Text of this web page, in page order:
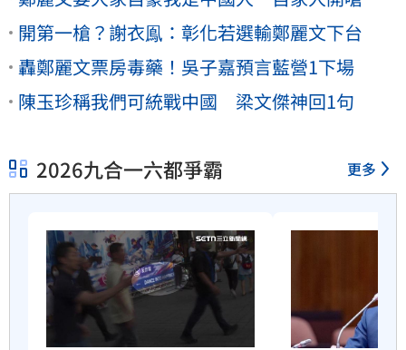
開第一槍？謝衣鳯：彰化若選輸鄭麗文下台
轟鄭麗文票房毒藥！吳子嘉預言藍營1下場
陳玉珍稱我們可統戰中國 梁文傑神回1句
2026九合一六都爭霸 更多